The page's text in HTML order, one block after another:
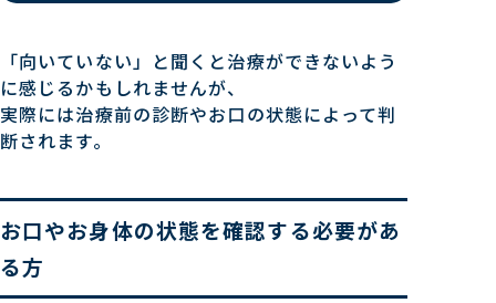
「向いていない」と聞くと治療ができないよう
に感じるかもしれませんが、
実際には治療前の診断やお口の状態によって判
断されます。
お口やお身体の状態を確認する必要があ
る方